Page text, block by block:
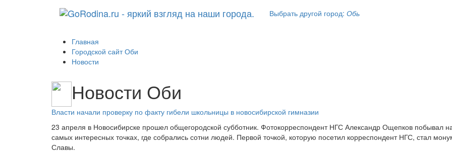
Выбрать другой город: Обь
Главная
Городской сайт Оби
Новости
Новости Оби
Власти начали проверку по факту гибели школьницы в новосибирской гимназии
23 апреля в Новосибирске прошел общегородской субботник. Фотокорреспондент НГС Александр Ощепков побывал
самых интересных точках, где собрались сотни людей. Первой точкой, которую посетил корреспондент НГС, стал
Славы.